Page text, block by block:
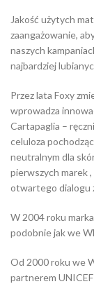
Jakość użytych
zaangażowanie,
naszych
najbardziej
Przez lata Foxy
wprowadza
Cartapaglia –
celuloza
neutralnym dla
pierwszych marek
otwartego dialogu
W 2004 roku
podobnie jak we
Od 2000 roku we
partnerem